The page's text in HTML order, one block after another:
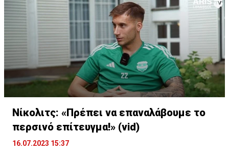
Νίκολιτς: «Πρέπει να επαναλάβουμε το
περσινό επίτευγμα!» (vid)
16.07.2023 15:37